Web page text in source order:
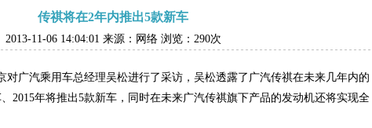
传祺将在2年内推出5款新车
2013-11-06 14:04:01 来源：网络 浏览： 290次
对广汽乘用车总经理吴松进行了采访，吴松透露了广汽传祺在未来几年内的
2015年将推出5款新车，同时在未来广汽传祺旗下产品的发动机还将实现全